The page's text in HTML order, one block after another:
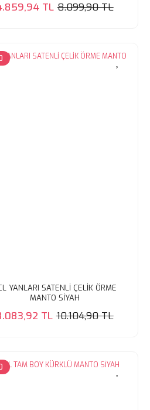
TL 8.099,90 TL
YANLARI SATENLİ ÇELİK ÖRME
MANTO SİYAH
TL 10.104,90 TL